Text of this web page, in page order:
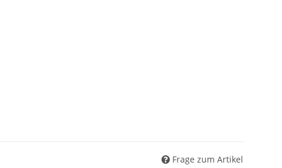
Frage zum Artikel